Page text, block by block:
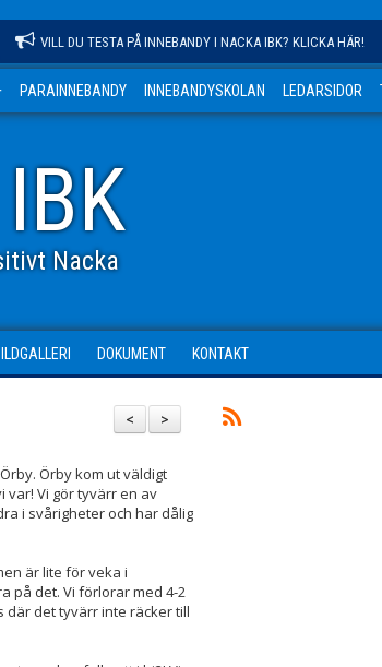
VILL DU TESTA PÅ INNEBANDY I NACKA IBK? KLICKA HÄR!
PARAINNEBANDY INNEBANDYSKOLAN LEDARSIDOR
Nacka
DOKUMENT KONTAKT
>
<
Örby kom ut väldigt
var! Vi gör tyvärr en av
i svårigheter och har dålig
är lite för veka i
på det. Vi förlorar med 4-2
där det tyvärr inte räcker till